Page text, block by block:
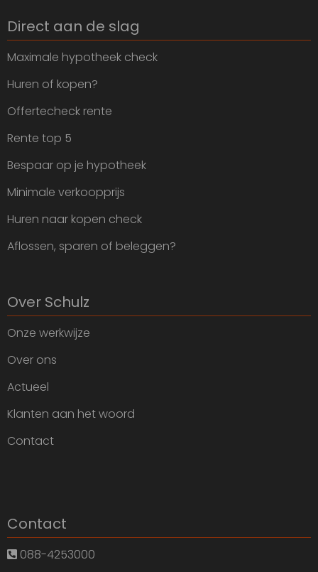
Direct aan de slag
Maximale hypotheek check
Huren of kopen?
Offertecheck rente
Rente top 5
Bespaar op je hypotheek
Minimale verkoopprijs
Huren naar kopen check
Aflossen, sparen of beleggen?
Over Schulz
Onze werkwijze
Over ons
Actueel
Klanten aan het woord
Contact
Contact
088-4253000